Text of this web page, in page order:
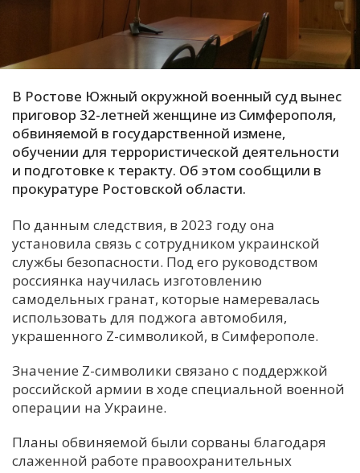
И
К
Н
Т
У
Ч
Я
В Ростове Южный окружной военный суд вынес
приговор 32-летней женщине из Симферополя,
обвиняемой в государственной измене,
обучении для террористической деятельности
и подготовке к теракту. Об этом сообщили в
прокуратуре Ростовской области.
По данным следствия, в 2023 году она
установила связь с сотрудником украинской
службы безопасности. Под его руководством
россиянка научилась изготовлению
самодельных гранат, которые намеревалась
использовать для поджога автомобиля,
украшенного Z-символикой, в Симферополе.
Значение Z-символики связано с поддержкой
российской армии в ходе специальной военной
операции на Украине.
Планы обвиняемой были сорваны благодаря
слаженной работе правоохранительных